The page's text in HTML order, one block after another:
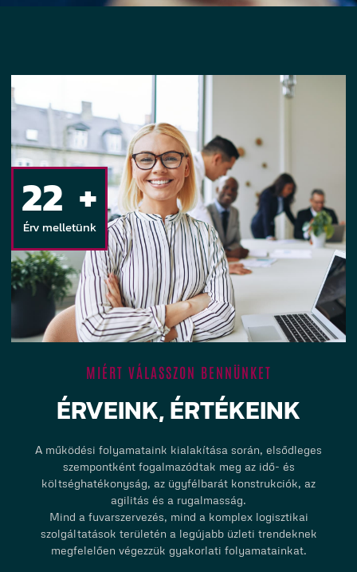
49 +
Érv melletünk
MIÉRT VÁLASSZON BENNÜNKET
ÉRVEINK, ÉRTÉKEINK
A működési folyamataink kialakítása során, elsődleges
szempontként fogalmazódtak meg az idő- és
költséghatékonyság, az ügyfélbarát konstrukciók, az
agilitás és a rugalmasság.
Mind a fuvarszervezés, mind a komplex logisztikai
szolgáltatások területén a legújabb üzleti trendeknek
megfelelően végezzük gyakorlati folyamatainkat.